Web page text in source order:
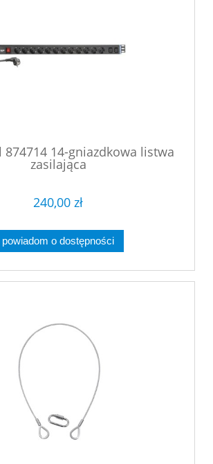
874714 14-gniazdkowa listwa
zasilająca
240,00 zł
powiadom o dostępności